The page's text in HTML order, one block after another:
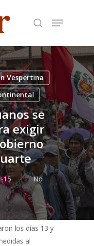
Vespertina
se
exigir
15
No
los días 13 y
al